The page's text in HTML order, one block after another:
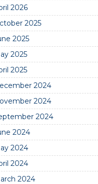
2026
2025
2025
2025
2025
2024
2024
2024
2024
2024
2024
2024